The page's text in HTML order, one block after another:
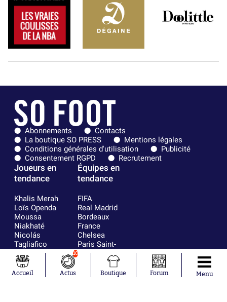
Abonnements
Contacts
La boutique SO PRESS
Mentions légales
Conditions générales d'utilisation
Publicité
Consentement RGPD
Recrutement
Joueurs en
tendance
Khalis Merah
Loïs Openda
Moussa
Niakhaté
Nicolás
Tagliafico
Pavel Šulc
Gauthier Hein
Lionel Messi
Équipes en
tendance
FIFA
Real Madrid
Bordeaux
France
Chelsea
Paris Saint-
Germain
Olympique
lyonnais
Accueil
10
Actus Boutique Forum Menu